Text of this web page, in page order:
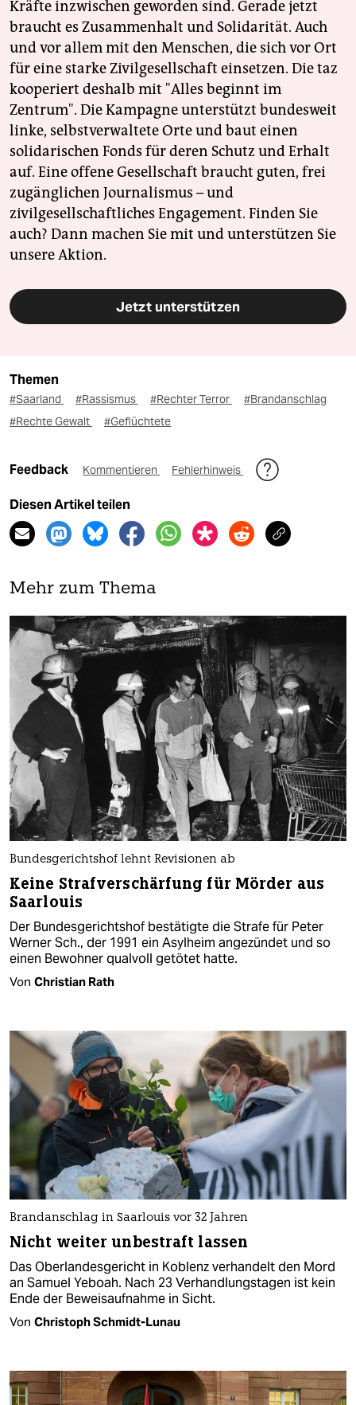
Kräfte inzwischen geworden sind. Gerade jetzt
braucht es Zusammenhalt und Solidarität. Auch
und vor allem mit den Menschen, die sich vor Ort
für eine starke Zivilgesellschaft einsetzen. Die taz
kooperiert deshalb mit "Alles beginnt im
Zentrum". Die Kampagne unterstützt bundesweit
linke, selbstverwaltete Orte und baut einen
solidarischen Fonds für deren Schutz und Erhalt
auf. Eine offene Gesellschaft braucht guten, frei
zugänglichen Journalismus – und
zivilgesellschaftliches Engagement. Finden Sie
auch? Dann machen Sie mit und unterstützen Sie
unsere Aktion.
Jetzt unterstützen
Themen
#Saarland #Rassismus #Rechter Terror
#Brandanschlag
#Rechte Gewalt
#Geflüchtete
Feedback Kommentieren Fehlerhinweis
Diesen Artikel teilen
Mehr zum Thema
Bundesgerichtshof lehnt Revisionen ab
Keine Strafverschärfung für Mörder aus
Saarlouis
Der Bundesgerichtshof bestätigte die Strafe für Peter
Werner Sch., der 1991 ein Asylheim angezündet und so
einen Bewohner qualvoll getötet hatte.
Von Christian Rath
Brandanschlag in Saarlouis vor 32 Jahren
Nicht weiter unbestraft lassen
Das Oberlandesgericht in Koblenz verhandelt den Mord
an Samuel Yeboah. Nach 23 Verhandlungstagen ist kein
Ende der Beweisaufnahme in Sicht.
Von Christoph Schmidt-Lunau